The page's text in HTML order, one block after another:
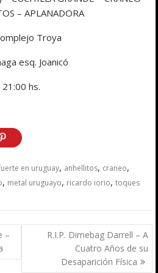
– APLANADORA
Troya
esq. Joanicó
21:00 hs.
en uruguay, anhellitos, craneo,
, metal uruguayo, ricardo iorio,toques
–
R.I.P. Dimebag Darrell – A
Cuatro Años de su
Desaparición Física